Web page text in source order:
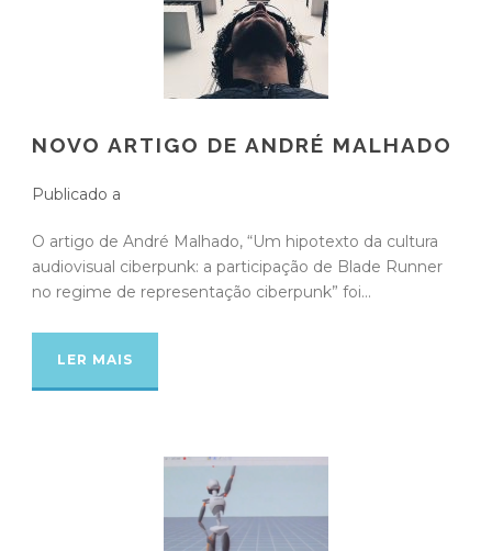
NOVO ARTIGO DE ANDRÉ MALHADO
Publicado a
O artigo de André Malhado, “Um hipotexto da cultura
audiovisual ciberpunk: a participação de Blade Runner
no regime de representação ciberpunk” foi...
LER MAIS